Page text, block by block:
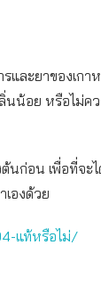
และยาของเกา
นน้อย หรือไม่ค
นก่อน เพื่อที่จะ
เองด้วย
แท้หรือไม่/